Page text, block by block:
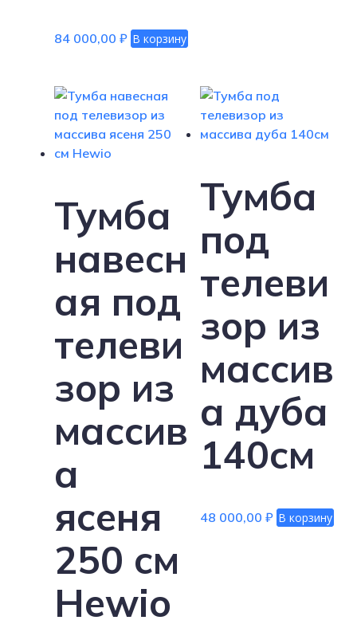
84 000,00 ₽ В корзину
Тумба
навесн
ая под
телеви
зор из
массив
а
ясеня
250 см
Hewio
Тумба
под
телеви
зор из
массив
а дуба
140см
48 000,00₽ В корзину